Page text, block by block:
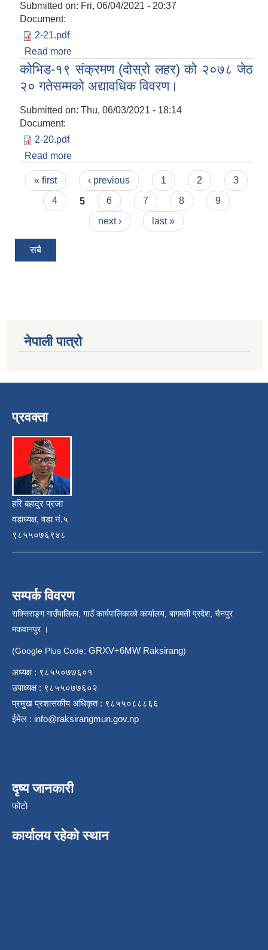
Submitted on: Fri, 06/04/2021 - 20:37
Document:
2-21.pdf
Read more
२१ गतेसम्मको अद्यावधिक विवरण।
कोभिड-१९ संक्रमण (दोस्रो लहर) को २०७८ जेठ
२० गतेसम्मको अद्यावधिक विवरण।
Submitted on: Thu, 06/03/2021 - 18:14
Document:
2-20.pdf
Read more
२० गतेसम्मको अद्यावधिक विवरण।
Pages
« first ‹ previous 1 2
3
4
5 6 7 8
9
next ›
last »
सबै
नेपाली पात्रो
प्रवक्ता
हरि बहादुर प्रजा
वडाध्यक्ष, वडा नं.५
९८५५०७६९४८
सम्पर्क विवरण
राक्सिराङ्ग गाउँपालिका, गाउँ कार्यपालिकाको कार्यालय, बागमती प्रदेश, चैनपुर
मकवानपुर ।
(Google Plus Code: GRXV+6MW Raksirang)
अध्यक्ष : ९८५५०७७६०१
उपाध्यक्ष : ९८५५०७७६०२
प्रमुख प्रशासकीय अधिकृत : ९८५५०८८८६६
ईमेल : info@raksirangmun.gov.np
दृष्य जानकारी
फोटो
कार्यालय रहेको स्थान